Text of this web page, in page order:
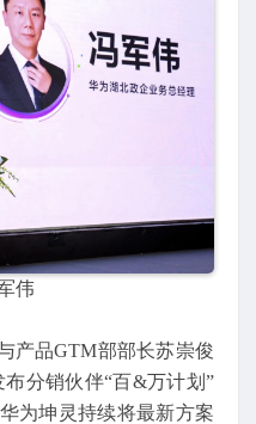
伟
产品GTM部部长苏崇俊
分销伙伴“百&万计划”
为坤灵持续将最新方案